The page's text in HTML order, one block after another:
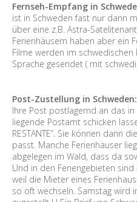
Fernseh-Empfang in
ist in Schweden fast nur dann
über eine z.B. Astra-
Ferienhäusern haben aber ein
Filme werden im schwedischen
Sprache gesendet ( mit
Post-Zustellung in Schweden:
Ihre Post postlagernd an das
liegende Postamt schicken
RESTANTE”. Sie können dann
passt. Manche Ferienhäuser
abgelegen im Wald, dass da
Und in den Feriengebieten
weil die Mieter eines
so oft wechseln. Samstag wird